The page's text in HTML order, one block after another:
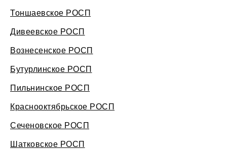
Тоншаевское РОСП
Дивеевское РОСП
Вознесенское РОСП
Бутурлинское РОСП
Пильнинское РОСП
Краснооктябрьское РОСП
Сеченовское РОСП
Шатковское РОСП